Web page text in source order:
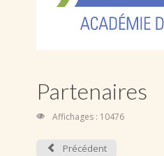
Partenaires
Affichages : 10476
Précédent